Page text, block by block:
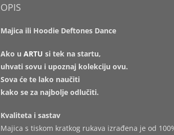
OPIS
Majica ili Hoodie Deftones Dance
Ako u ARTU si tek na startu,
uhvati sovu i upoznaj kolekciju ovu.
Sova će te lako naučiti
kako se za najbolje odlučiti.
Kvaliteta i sastav
Majica s tiskom kratkog rukava izrađena je od